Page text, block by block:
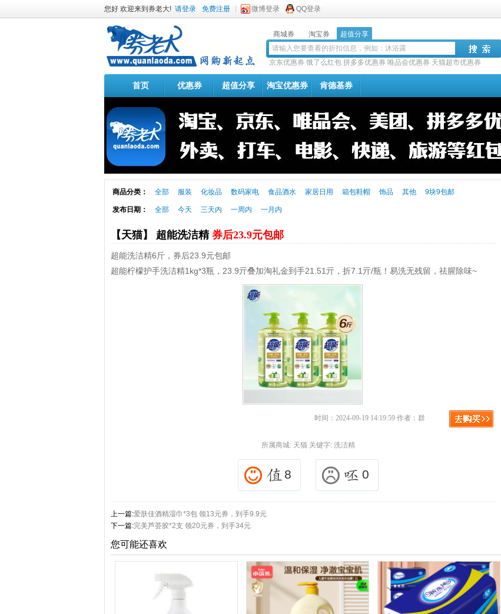
您好 欢迎来到券老大! 请登录 免费注册 微博登录 QQ登录
商城券 淘宝券 超值分享
京东优惠券 饿了么红包 拼多多优惠券 唯品会优惠券 天猫超市优惠券
首页 优惠券 超值分享 淘宝优惠券 肯德基券
商品分类： 全部 服装 化妆品 数码家电 食品酒水 家居日用 箱包鞋帽 饰品 其他 9块9包邮
发布日期： 全部 今天 三天内 一周内 一月内
【天猫】 超能洗洁精 券后23.9元包邮
超能洗洁精6斤，券后23.9元包邮
超能柠檬护手洗洁精1kg*3瓶，23.9亓叠加淘礼金到手21.51亓，折7.1亓/瓶！易洗无残留，祛腥除味~
时间：2024-09-19 14:19:59 作者：群
所属商城: 天猫关键字: 洗洁精
8 0
上一篇:爱肤佳酒精湿巾*3包 领13元券，到手9.9元
下一篇:完美芦荟胶*2支 领20元券，到手34元
您可能还喜欢
拼多多优惠券+拼多多返利